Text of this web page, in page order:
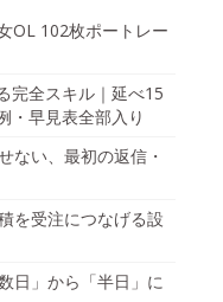
OL 102枚ポートレー
完全スキル｜延べ15
・早見表全部入り
ない、最初の返信・
を受注につなげる設
日」から「半日」に